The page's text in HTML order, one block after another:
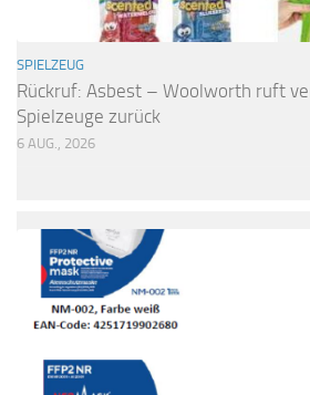
SPIELZEUG
Rückruf: Asbest – Woolworth ruft
Spielzeuge zurück
6 AUG., 2026